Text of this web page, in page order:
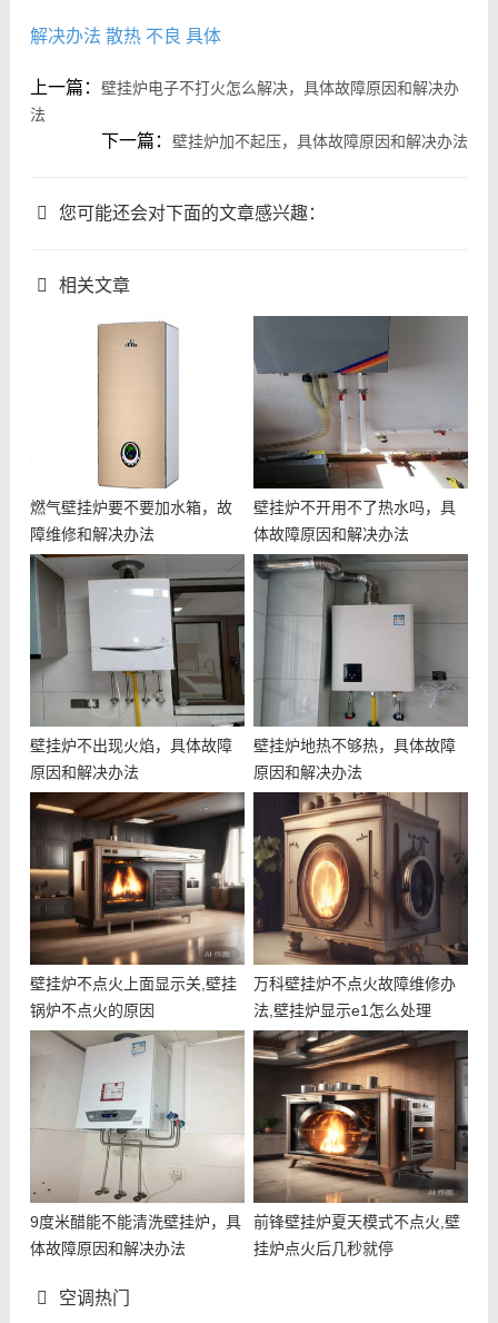
解决办法 散热 不良 具体
上一篇： 壁挂炉电子不打火怎么解决，具体故障原因和解决办
法
下一篇：壁挂炉加不起压，具体故障原因和解决办法
您可能还会对下面的文章感兴趣：
相关文章
燃气壁挂炉要不要加水箱，故
障维修和解决办法
壁挂炉不开用不了热水吗，具
体故障原因和解决办法
壁挂炉不出现火焰，具体故障
原因和解决办法
壁挂炉地热不够热，具体故障
原因和解决办法
壁挂炉不点火上面显示关,壁挂
锅炉不点火的原因
万科壁挂炉不点火故障维修办
法,壁挂炉显示e1怎么处理
9度米醋能不能清洗壁挂炉，具
体故障原因和解决办法
前锋壁挂炉夏天模式不点火,壁
挂炉点火后几秒就停
空调热门